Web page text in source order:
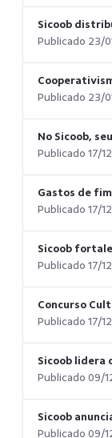
Sicoob
Publicado 23/
Publicado 23/
No Sicoob,
Publicado 17/
Gastos de
Publicado 17/
Sicoob
Publicado 17/
Concurso
Publicado 17/
Sicoob lidera
Publicado 09/
Sicoob
Publicado 09/